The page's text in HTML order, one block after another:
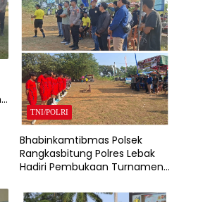
TNI/POLRI
Bhabinkamtibmas Polsek
Rangkasbitung Polres Lebak
Hadiri Pembukaan Turnamen
Tingkat RT